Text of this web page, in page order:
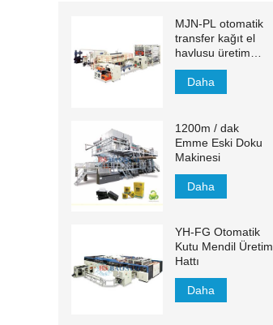
MJN-PL otomatik
transfer kağıt el
havlusu üretim
hattı
Daha
1200m / dak
Emme Eski Doku
Makinesi
Daha
YH-FG Otomatik
Kutu Mendil Üretim
Hattı
Daha